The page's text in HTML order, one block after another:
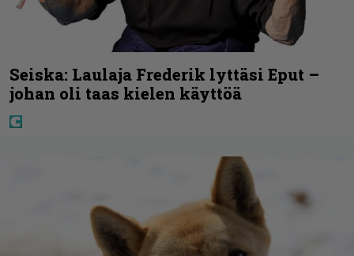
Seiska: Laulaja Frederik lyttäsi Eput –
johan oli taas kielen käyttöä